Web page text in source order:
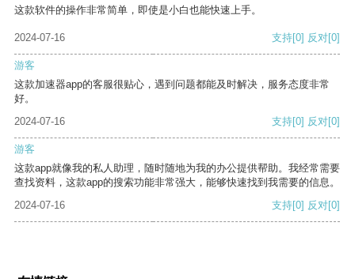
这款软件的操作非常简单，即使是小白也能快速上手。
2024-07-16 支持[0] 反对[0]
游客
这款加速器app的客服很贴心，遇到问题都能及时解决，服务态度非常
好。
2024-07-16
支持[0] 反对[0]
游客
这款app就像我的私人助理，随时随地为我的办公提供帮助。我经常需要
查找资料，这款app的搜索功能非常强大，能够快速找到我需要的信息。
2024-07-16
支持[0] 反对[0]